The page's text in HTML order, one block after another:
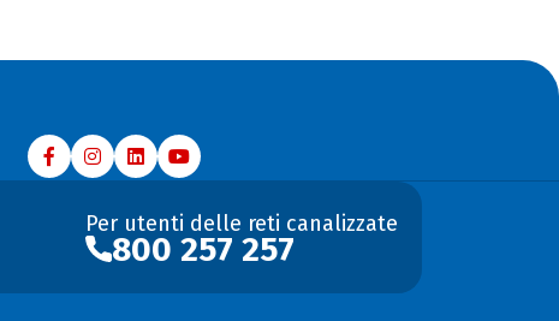
Per utenti delle reti canalizzate
800 257 257